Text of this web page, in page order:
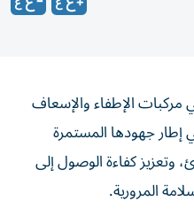
مركبات الإطفاء والإسعاف
إطار جهودها المستمرة
وتعزيز كفاءة الوصول إلى
المرورية.